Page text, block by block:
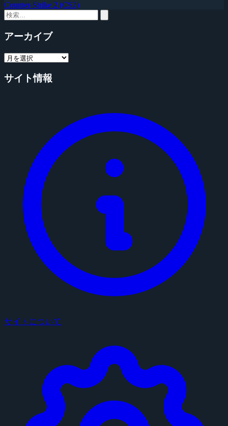
Counter-Strike 2 (CS2)
アーカイブ
サイト情報
サイトについて